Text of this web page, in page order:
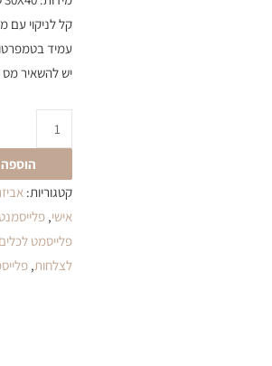
קל לניקוי עם
עמיד
יש להשאיר מס
קטגוריות:
אישי,
פלייסמט
לצלחות,